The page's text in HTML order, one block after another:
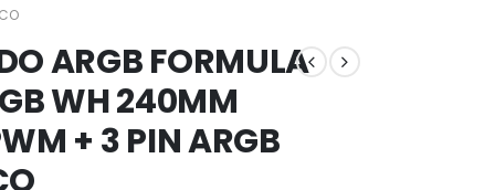
ARGB FORMULA
WH 240MM
+ 3 PIN ARGB